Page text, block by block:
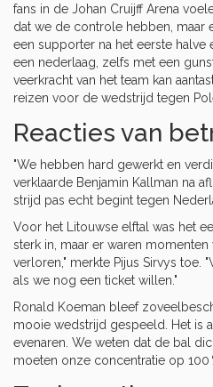
fans in de Johan Cruijff Arena
dat we de controle hebben, maar
een supporter na het eerste halve
een nederlaag, zelfs met een
veerkracht van het team kan
reizen voor de wedstrijd tegen
Reacties van
"We hebben hard gewerkt en
verklaarde Benjamin Kallman na
strijd pas echt begint tegen
Voor het Litouwse elftal was het
sterk in, maar er waren
verloren," merkte Pijus Sirvys toe.
als we nog een ticket willen."
Ronald Koeman bleef
mooie wedstrijd gespeeld. Het is
evenaren. We weten dat de bal
moeten onze concentratie op 100